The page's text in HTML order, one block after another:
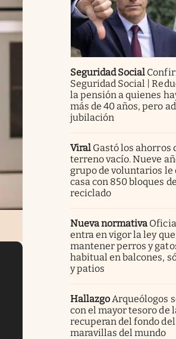
Seguridad Social
Seguridad Social |
la pensión a quienes
más de 40 años, pero
jubilación
Viral Gastó los ahorros
terreno vacío. Nueve
grupo de voluntarios le
casa con 850 bloques
reciclado
Nueva normativa
entra en vigor la ley
mantener perros y
habitual en balcones,
y patios
HallazgoArqueólogos
con el mayor tesoro de
recuperan del fondo
maravillas del mundo